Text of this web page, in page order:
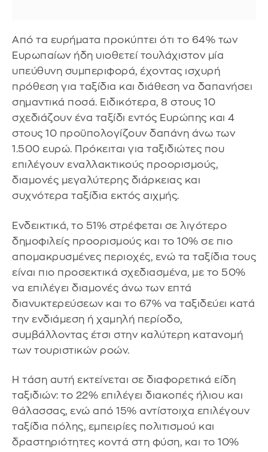
Από τα ευρήματα προκύπτει ότι το 64% των
Ευρωπαίων ήδη υιοθετεί τουλάχιστον μία
υπεύθυνη συμπεριφορά, έχοντας ισχυρή
πρόθεση για ταξίδια και διάθεση να δαπανήσει
σημαντικά ποσά. Ειδικότερα, 8 στους 10
σχεδιάζουν ένα ταξίδι εντός Ευρώπης και 4
στους 10 προϋπολογίζουν δαπάνη άνω των
1.500 ευρώ. Πρόκειται για ταξιδιώτες που
επιλέγουν εναλλακτικούς προορισμούς,
διαμονές μεγαλύτερης διάρκειας και
συχνότερα ταξίδια εκτός αιχμής.
Ενδεικτικά, το 51% στρέφεται σε λιγότερο
δημοφιλείς προορισμούς και το 10% σε πιο
απομακρυσμένες περιοχές, ενώ τα ταξίδια τους
είναι πιο προσεκτικά σχεδιασμένα, με το 50%
να επιλέγει διαμονές άνω των επτά
διανυκτερεύσεων και το 67% να ταξιδεύει κατά
την ενδιάμεση ή χαμηλή περίοδο,
συμβάλλοντας έτσι στην καλύτερη κατανομή
των τουριστικών ροών.
Η τάση αυτή εκτείνεται σε διαφορετικά είδη
ταξιδιών: το 22% επιλέγει διακοπές ήλιου και
θάλασσας, ενώ από 15% αντίστοιχα επιλέγουν
ταξίδια πόλης, εμπειρίες πολιτισμού και
δραστηριότητες κοντά στη φύση, και το 10%